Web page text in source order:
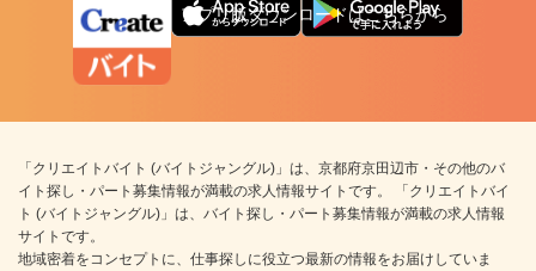
アプリ版ダウンロードはこちらから
「クリエイトバイト (バイトジャングル)」は、京都府京田辺市・その他のバ
イト探し・パート募集情報が満載の求人情報サイトです。 「クリエイトバイ
ト (バイトジャングル)」は、バイト探し・パート募集情報が満載の求人情報
サイトです。
地域密着をコンセプトに、仕事探しに役立つ最新の情報をお届けしていま